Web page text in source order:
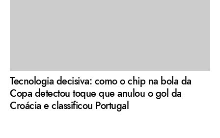
Tecnologia decisiva: como o chip na bola da
Copa detectou toque que anulou o gol da
Croácia e classificou Portugal